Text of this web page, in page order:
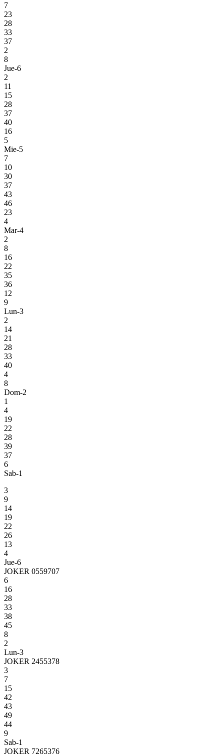
7
23
28
33
37
2
8
Jue-6
2
11
15
28
37
40
16
5
Mie-5
7
10
30
37
43
46
23
4
Mar-4
2
8
16
22
35
36
12
9
Lun-3
2
14
21
28
33
40
4
8
Dom-2
1
4
19
22
28
39
37
6
Sab-1
3
9
14
19
22
26
13
4
Jue-6
JOKER 0559707
6
16
28
33
38
45
8
2
Lun-3
JOKER 2455378
3
7
15
42
43
49
44
9
Sab-1
JOKER 7265376